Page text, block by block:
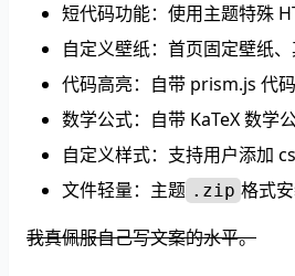
短代码功能：使用主题特殊
自定义壁纸：首页固定壁纸
代码高亮：自带 prism.js 代
数学公式：自带 KaTeX 数学
自定义样式：支持用户添加
文件轻量：主题 .zip 格式
我真佩服自己写文案的水平。